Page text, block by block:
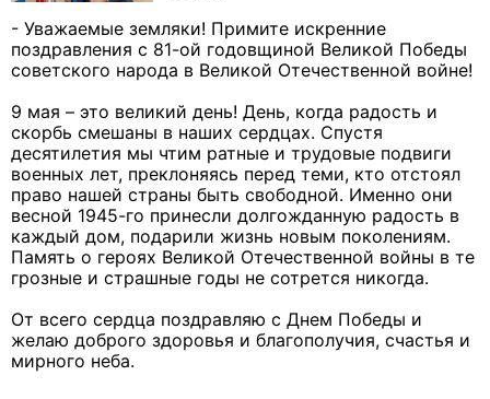
- Уважаемые земляки! Примите искренние
поздравления с 81-ой годовщиной Великой Победы
советского народа в Великой Отечественной войне!
9 мая – это великий день! День, когда радость и
скорбь смешаны в наших сердцах. Спустя
десятилетия мы чтим ратные и трудовые подвиги
военных лет, преклоняясь перед теми, кто отстоял
право нашей страны быть свободной. Именно они
весной 1945-го принесли долгожданную радость в
каждый дом, подарили жизнь новым поколениям.
Память о героях Великой Отечественной войны в те
грозные и страшные годы не сотрется никогда.
От всего сердца поздравляю с Днем Победы и
желаю доброго здоровья и благополучия, счастья и
мирного неба.